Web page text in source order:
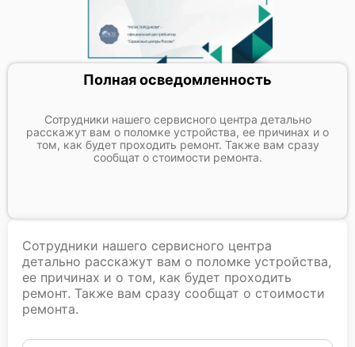
Полная осведомленность
Сотрудники нашего сервисного центра детально
расскажут вам о поломке устройства, ее причинах и о
том, как будет проходить ремонт. Также вам сразу
сообщат о стоимости ремонта.
Сотрудники нашего сервисного центра
детально расскажут вам о поломке устройства,
ее причинах и о том, как будет проходить
ремонт. Также вам сразу сообщат о стоимости
ремонта.